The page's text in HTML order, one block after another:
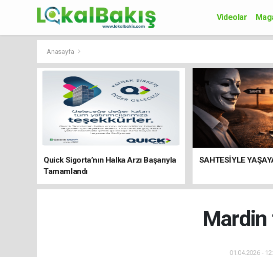
Videolar
Anasayfa
Quick Sigorta’nın Halka Arzı Başarıyla
Tamamlandı
SAHTESİYLE
Mardin
01.04.2026 -